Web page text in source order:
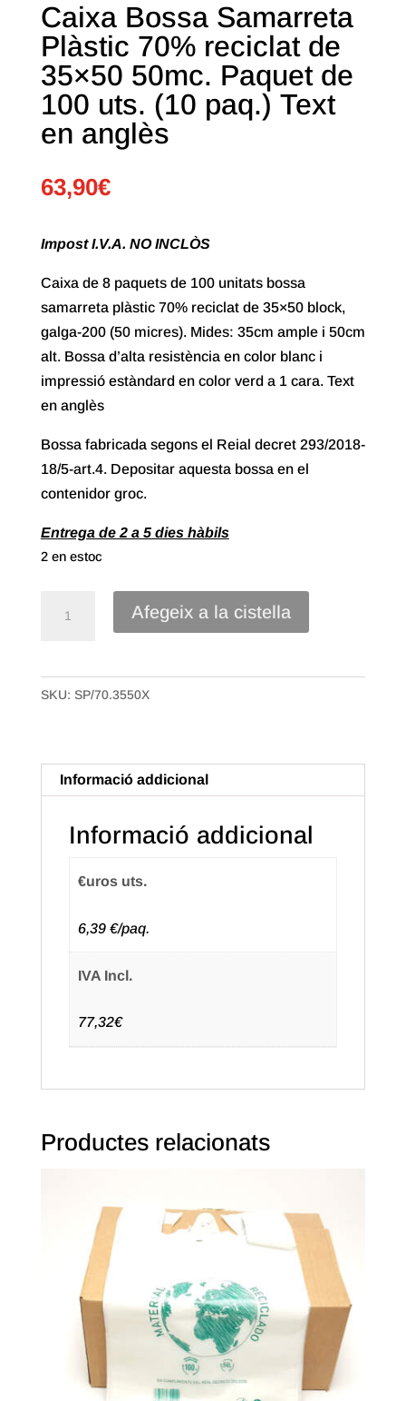
Caixa Bossa Samarreta
Plàstic 70% reciclat de
35×50 50mc. Paquet de
100 uts. (10 paq.) Text
en anglès
63,90€
Impost I.V.A. NO INCLÒS
Caixa de 8 paquets de 100 unitats bossa
samarreta plàstic 70% reciclat de 35×50 block,
galga-200 (50 micres). Mides: 35cm ample i 50cm
alt. Bossa d’alta resistència en color blanc i
impressió estàndard en color verd a 1 cara. Text
en anglès
Bossa fabricada segons el Reial decret 293/2018-
18/5-art.4. Depositar aquesta bossa en el
contenidor groc.
Entrega de 2 a 5 dies hàbils
2 en estoc
Bossa
Samarreta
reciclat
de
35x50
50mc.
Afegeix a la cistella
SKU: SP/70.3550X
Informació addicional
Informació addicional
€uros uts.
6,39 €/paq.
IVA Incl.
77,32€
Productes relacionats